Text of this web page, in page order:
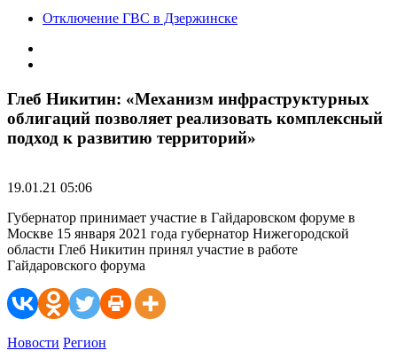
Отключение ГВС в Дзержинске
Глеб Никитин: «Механизм инфраструктурных
облигаций позволяет реализовать комплексный
подход к развитию территорий»
19.01.21 05:06
Губернатор принимает участие в Гайдаровском форуме в
Москве 15 января 2021 года губернатор Нижегородской
области Глеб Никитин принял участие в работе
Гайдаровского форума
Новости Регион